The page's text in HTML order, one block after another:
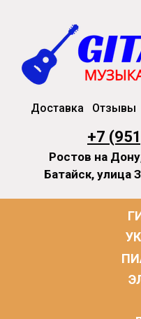
Доставка Отзывы
+7
Ростов на
Батайск, улица